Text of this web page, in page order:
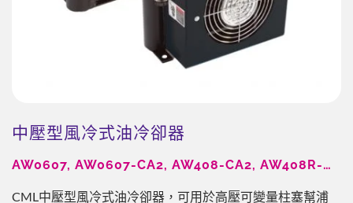
中壓型風冷式油冷卻器
AW0607, AW0607-CA2, AW408-CA2, AW408R-
CML中壓型風冷式油冷卻器，可用於高壓可變量柱塞幫浦